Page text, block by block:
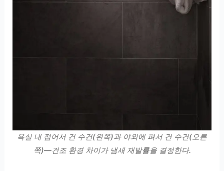
욕실 내 접어서 건 수건(왼쪽)과 야외에 펴서 건 수건(오른
쪽)—건조 환경 차이가 냄새 재발률을 결정한다.